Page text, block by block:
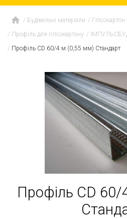
Будівельні матеріали
Профіль для гіпсокартону
Профіль CD 60/4 м (0,55 мм) Стандарт
Профіль CD